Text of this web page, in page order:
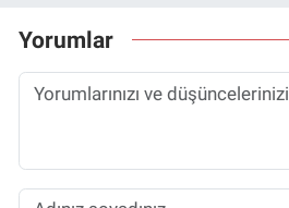
Yorumlar